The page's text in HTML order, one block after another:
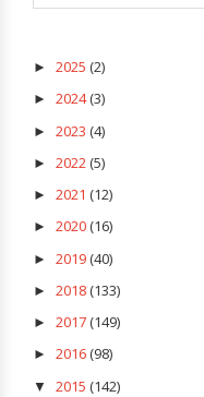
► 2025 (2)
► 2024(3)
► 2023 (4)
► 2022(5)
► 2021 (12)
► 2020(16)
► 2019(40)
► 2018(133)
► 2017(149)
► 2016(98)
▼ 2015 (142)